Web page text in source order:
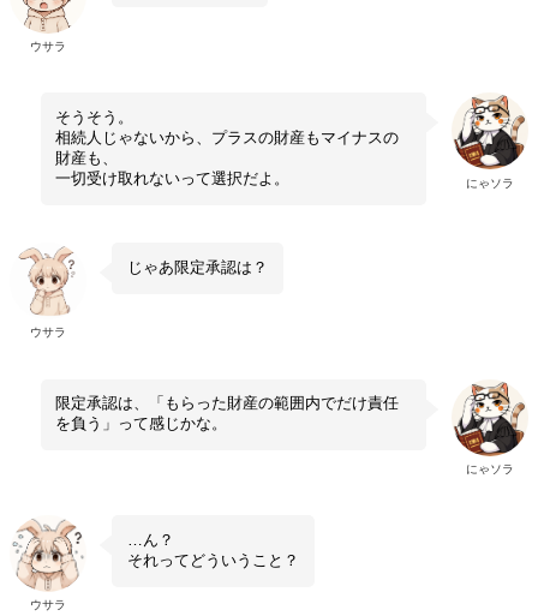
ウサラ
にゃソラ
そうそう。
相続人じゃないから、プラスの財産もマイナスの
財産も、
一切受け取れないって選択だよ。
ウサラ
じゃあ限定承認は？
にゃソラ
限定承認は、「もらった財産の範囲内でだけ責任
を負う」って感じかな。
ウサラ
…ん？
それってどういうこと？